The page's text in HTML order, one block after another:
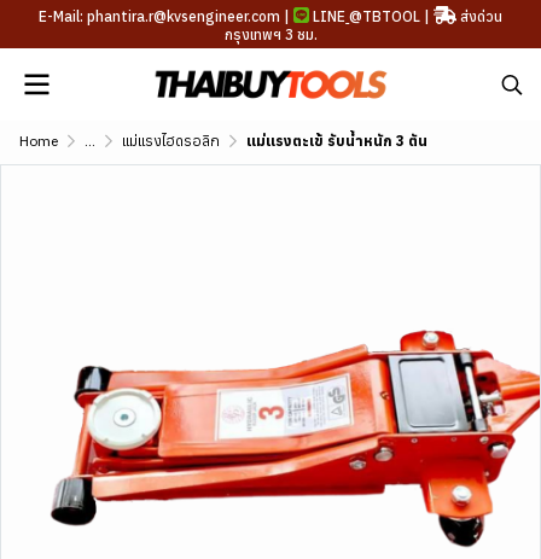
E-Mail: phantira.r@kvsengineer.com | LINE @TBTOOL |
ส่งด่วน
กรุงเทพฯ 3 ชม.
Home ... แม่แรงไฮดรอลิก แม่แรงตะเข้ รับน้ำหนัก 3 ตัน